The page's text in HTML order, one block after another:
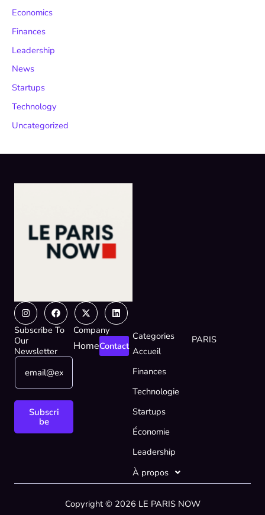
Economics
Finances
Leadership
News
Startups
Technology
Uncategorized
InstagramFacebook
X-
twitter
Linkedin
Subscribe To
Our
Newsletter
E
a
m
E
a
Subscri
be
Company
HomeContact
Categories
Accueil
Finances
Technologie
Startups
Économie
Leadership
À propos
PARIS
Copyright © 2026 LE PARIS NOW